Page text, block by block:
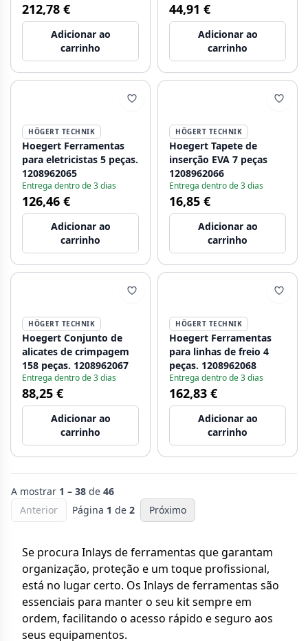
212,78 €
Adicionar ao
carrinho
44,91 €
Adicionar ao
carrinho
HÖGERT TECHNIK
Hoegert Ferramentas
para eletricistas 5 peças.
1208962065
Entrega dentro de 3 dias
126,46 €
Adicionar ao
carrinho
HÖGERT TECHNIK
Hoegert Tapete de
inserção EVA 7 peças
1208962066
Entrega dentro de 3 dias
16,85 €
Adicionar ao
carrinho
HÖGERT TECHNIK
Hoegert Conjunto de
alicates de crimpagem
158 peças. 1208962067
Entrega dentro de 3 dias
88,25 €
Adicionar ao
carrinho
HÖGERT TECHNIK
Hoegert Ferramentas
para linhas de freio 4
peças. 1208962068
Entrega dentro de 3 dias
162,83 €
Adicionar ao
carrinho
A mostrar 1 – 38 de 46
Anterior
Página 1 de 2 Próximo
Se procura Inlays de ferramentas que garantam
organização, proteção e um toque profissional,
está no lugar certo. Os Inlays de ferramentas são
essenciais para manter o seu kit sempre em
ordem, facilitando o acesso rápido e seguro aos
seus equipamentos.